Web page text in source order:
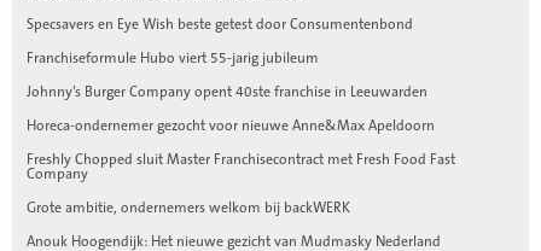
Specsavers en Eye Wish beste getest door Consumentenbond
Franchiseformule Hubo viert 55-jarig jubileum
Johnny’s Burger Company opent 40ste franchise in Leeuwarden
Horeca-ondernemer gezocht voor nieuwe Anne&Max Apeldoorn
Freshly Chopped sluit Master Franchisecontract met Fresh Food Fast
Company
Grote ambitie, ondernemers welkom bij backWERK
Anouk Hoogendijk: Het nieuwe gezicht van Mudmasky Nederland